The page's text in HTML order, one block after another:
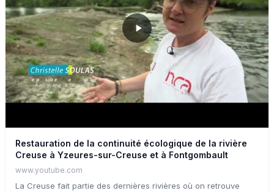
Restauration de la continuité écologique de la rivière
Creuse à Yzeures-sur-Creuse et à Fontgombault
www.youtube.com
La Creuse fait partie des dernières rivières où on retrouve